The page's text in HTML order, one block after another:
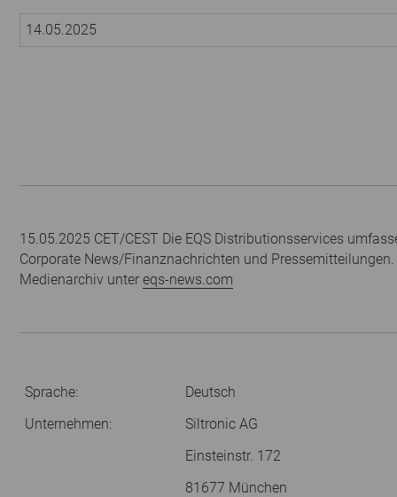
14.05.2025
15.05.2025 CET/CEST Die EQS Distributionsservices
Corporate News/Finanznachrichten und Pressemitteilungen.
Medienarchiv unter eqs-news.com
Sprache:
Deutsch
Unternehmen:
Siltronic AG
Einsteinstr. 172
81677 München